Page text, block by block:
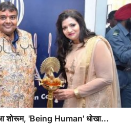
शोरूम, 'Being Human' धोखा...